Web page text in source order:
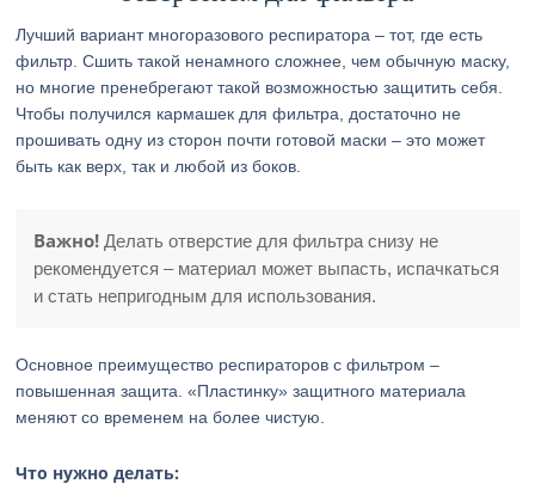
Лучший вариант многоразового респиратора – тот, где есть
фильтр. Сшить такой ненамного сложнее, чем обычную маску,
но многие пренебрегают такой возможностью защитить себя.
Чтобы получился кармашек для фильтра, достаточно не
прошивать одну из сторон почти готовой маски – это может
быть как верх, так и любой из боков.
Важно! Делать отверстие для фильтра снизу не
рекомендуется – материал может выпасть, испачкаться
и стать непригодным для использования.
Основное преимущество респираторов с фильтром –
повышенная защита. «Пластинку» защитного материала
меняют со временем на более чистую.
Что нужно делать: